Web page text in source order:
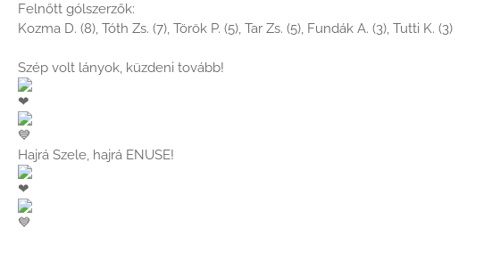
Felnőtt gólszerzők:
Kozma D. (8), Tóth Zs. (7), Török P. (5), Tar Zs. (5), Fundák A. (3), Tutti K. (3)
Szép volt lányok, küzdeni tovább!
Hajrá Szele, hajrá ENUSE!